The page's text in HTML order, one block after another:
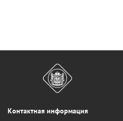
Контактная информация